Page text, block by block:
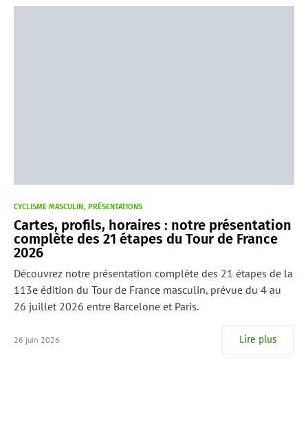
CYCLISME MASCULIN PRÉSENTATIONS
Cartes, profils, horaires : notre présentation
complète des 21 étapes du Tour de France
2026
Découvrez notre présentation complète des 21 étapes de la
113e édition du Tour de France masculin, prévue du 4 au
26 juillet 2026 entre Barcelone et Paris.
26 juin 2026 Lire plus